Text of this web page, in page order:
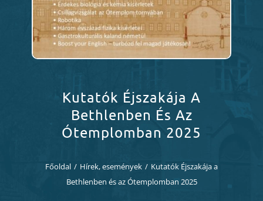
Kollégium
Diákjaink
Dokumentumok
Kapcsolat
Kutatók Éjszakája A
Bethlenben És Az
Ótemplomban 2025
Főoldal / Hírek, események / Kutatók Éjszakája a
Bethlenben és az Ótemplomban 2025